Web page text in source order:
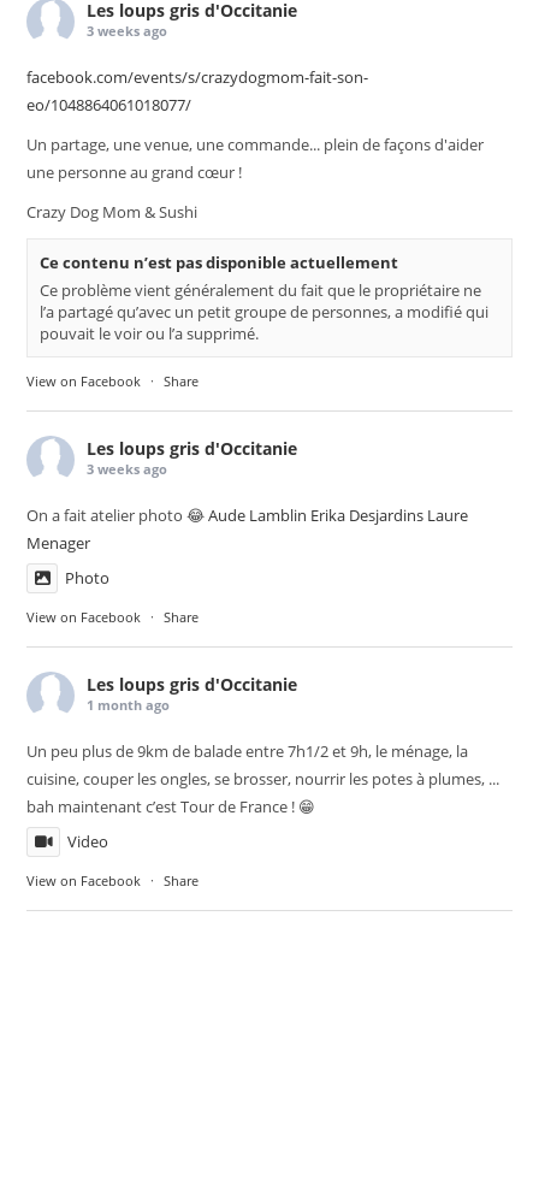
Les loups gris d'Occitanie
3 weeks ago
facebook.com/events/s/crazydogmom-fait-son-
eo/1048864061018077/
Un partage, une venue, une commande... plein de façons d'aider
une personne au grand cœur !
Crazy Dog Mom & Sushi
Ce contenu n’est pas disponible actuellement
Ce problème vient généralement du fait que le propriétaire ne
l’a partagé qu’avec un petit groupe de personnes, a modifié qui
pouvait le voir ou l’a supprimé.
View on Facebook · Share
Les loups gris d'Occitanie
3 weeks ago
On a fait atelier photo 😂Aude Lamblin Erika Desjardins Laure
Menager
Photo
View on Facebook · Share
Les loups gris d'Occitanie
1 month ago
Un peu plus de 9km de balade entre 7h1/2 et 9h, le ménage, la
cuisine, couper les ongles, se brosser, nourrir les potes à plumes, ...
bah maintenant c’est Tour de France ! 😁
Video
View on Facebook · Share